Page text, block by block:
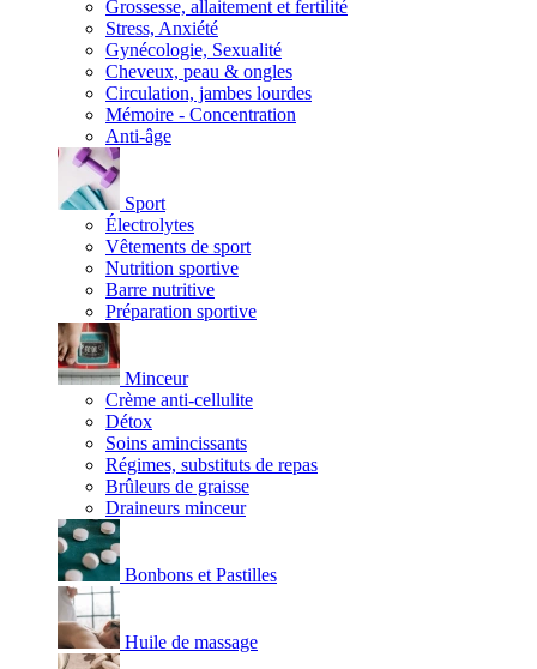
Grossesse, allaitement et fertilité
Stress, Anxiété
Gynécologie, Sexualité
Cheveux, peau & ongles
Circulation, jambes lourdes
Mémoire - Concentration
Anti-âge
Sport
Électrolytes
Vêtements de sport
Nutrition sportive
Barre nutritive
Préparation sportive
Minceur
Crème anti-cellulite
Détox
Soins amincissants
Régimes, substituts de repas
Brûleurs de graisse
Draineurs minceur
Bonbons et Pastilles
Huile de massage